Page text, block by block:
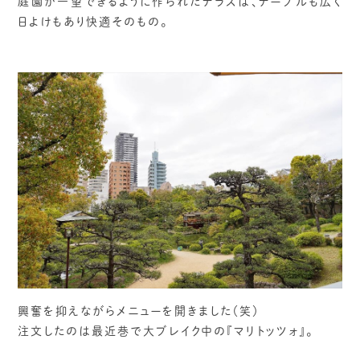
日よけもあり快適そのもの。
興奮を抑えながらメニューを開きました（笑）
注文したのは最近巷で大ブレイク中の『マリトッツォ』。